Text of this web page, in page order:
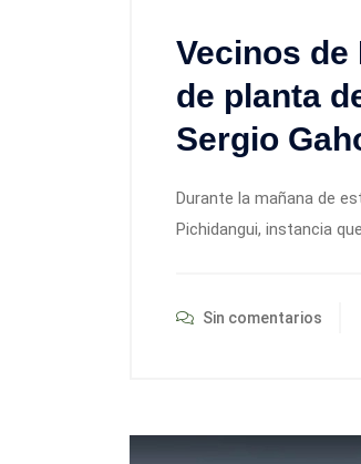
Vecinos
de planta
Sergio
Durante la mañana de
Pichidangui, instancia
Sin comentarios